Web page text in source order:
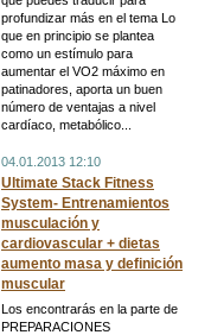
profundizar más en el tema Lo
que en principio se plantea
como un estímulo para
aumentar el VO2 máximo en
patinadores, aporta un buen
número de ventajas a nivel
cardíaco, metabólico...
04.01.2013 12:10
Ultimate Stack Fitness
System- Entrenamientos
musculación y
cardiovascular + dietas
aumento masa y definición
muscular
Los encontrarás en la parte de
PREPARACIONES